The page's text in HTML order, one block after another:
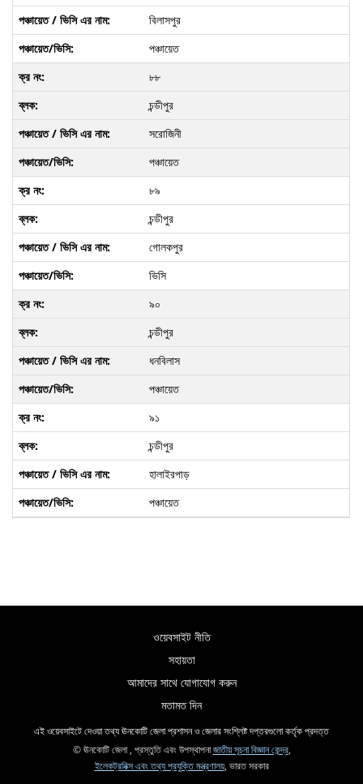
বিলাসপুর
পঞ্চায়েত
৮৮
চন্ডীপুর
সরোজিনী
পঞ্চায়েত
৮৯
চন্ডীপুর
গোলকপুর
ভিসি
৯০
চন্ডীপুর
ধনবিলাস
পঞ্চায়েত
৯১
চন্ডীপুর
হালাইরপাড়
পঞ্চায়েত
ওয়েবসাইট নীতি
সহায়তা
আমাদের সাথে যোগাযোগ করুন
মতামত দিন
এই ওয়েবসাইটে দেওয়া তথ্য ঊনকোটি জেলা প্রশাসন ও জেলার সংশ্লিষ্ট দপ্তরগুলো কর্তৃক প্রদত্ত
© ঊনকোটি জেলা , প্রস্তুতি এবং উপস্থাপনাজাতীয় সূচনা বিজ্ঞান কেন্দ্র,
ইলেকট্রনিক্স এবং তথ্য প্রযুক্তি মন্ত্রণালয়, ভারত সরকার